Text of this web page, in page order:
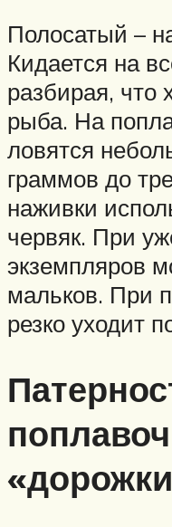
Полосатый –
Кидается на
разбирая, что
рыба. На
ловятся
граммов до
наживки
червяк. При
экземпляров
мальков. При
резко уходит